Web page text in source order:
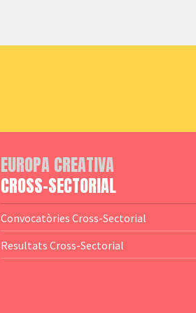
EUROPA CREATIVA
CROSS-SECTORIAL
Convocatòries Cross-Sectorial
Resultats Cross-Sectorial